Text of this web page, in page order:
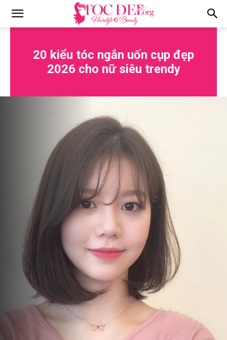
20 kiểu tóc ngắn uốn cụp đẹp
2026 cho nữ siêu trendy